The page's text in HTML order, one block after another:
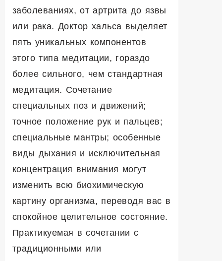
заболеваниях, от артрита до язвы
или рака. Доктор хальса выделяет
пять уникальных компонентов
этого типа медитации, гораздо
более сильного, чем стандартная
медитация. Сочетание
специальных поз и движений;
точное положение рук и пальцев;
специальные мантры; особенные
виды дыхания и исключительная
концентрация внимания могут
изменить всю биохимическую
картину организма, переводя вас в
спокойное целительное состояние.
Практикуемая в сочетании с
традиционными или